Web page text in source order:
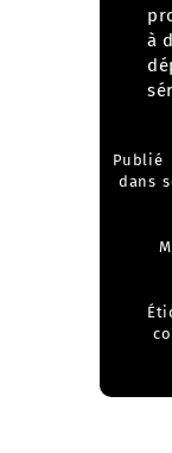
à
Publié
dans